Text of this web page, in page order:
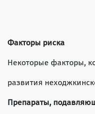
Факторы риска
Некоторые факторы,
развития
Препараты,